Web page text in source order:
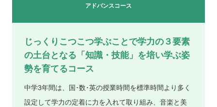
アドバンスコース
じっくりこつこつ学ぶことで学力の３要素
の土台となる 「知識・技能」を培い学ぶ姿
勢を育てるコース
中学3年間は、国･数･英の授業時間を標準時間より多く
設定して学力の定着に力を入れて取り組み、音楽と美